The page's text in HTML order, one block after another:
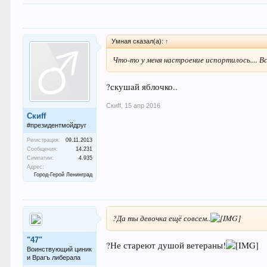
Скиff
#президентмойдруг
Регистрация:
09.11.2013
Сообщения:
14.231
Симпатии:
4.935
Адрес:
Город-Герой Ленинград
Умная сказал(а): ↑
Что-то у меня настроение испортилось....
?скушай яблочко..
Скиff 15 апр 2016
"47"
Воинствующий циник
и Врагъ либерала
?Да ты девочка ещё совсем..
?Не стареют душой ветераны!